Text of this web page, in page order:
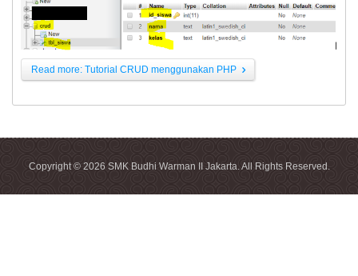
Read more: Tutorial CRUD menggunakan PHP
Copyright © 2026 SMK Budhi Warman II Jakarta. All Rights Reserved.